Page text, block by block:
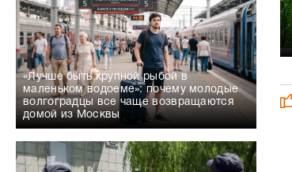
«Лучше быть крупной рыбой в
маленьком водоеме»: почему молодые
волгоградцы все чаще возвращаются
домой из Москвы